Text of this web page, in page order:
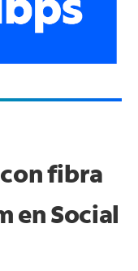
fibra
en Social